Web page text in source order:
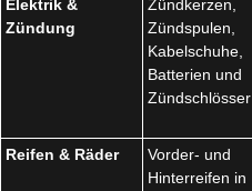
Elektrik &
Zündung
Zündkerzen,
Zündspulen,
Kabelschuhe,
Batterien und
Zündschlösser
Reifen & Räder
Vorder- und
Hinterreifen in